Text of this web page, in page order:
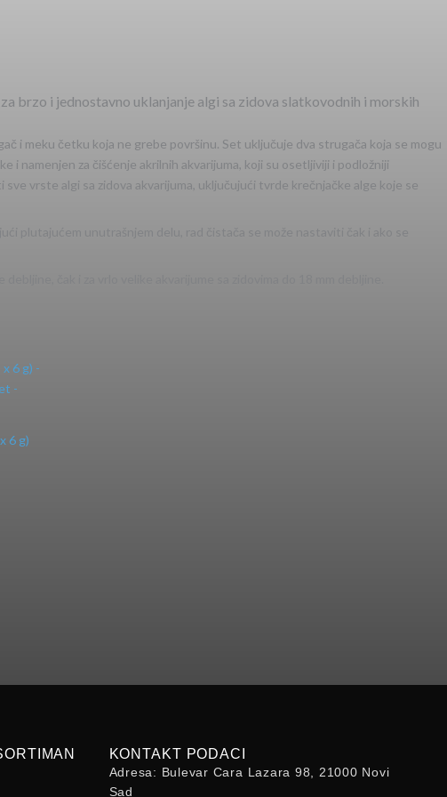
brzo i jednostavno uklanjanje algi sa zidova slatkovodnih i morskih
i meku četku koja ne grebe površinu. Set uključuje dva strugača koja se mogu
i namenjen za čišćenje akrilnih akvarijuma, koji su osetljiviji i podložniji
vrste algi sa zidova akvarijuma, uključujući tvrde krečnjačke alge koje se
6 g)
KONTAKT PODACI
Adresa: Bulevar Cara Lazara 98, 21000 Novi
Sad